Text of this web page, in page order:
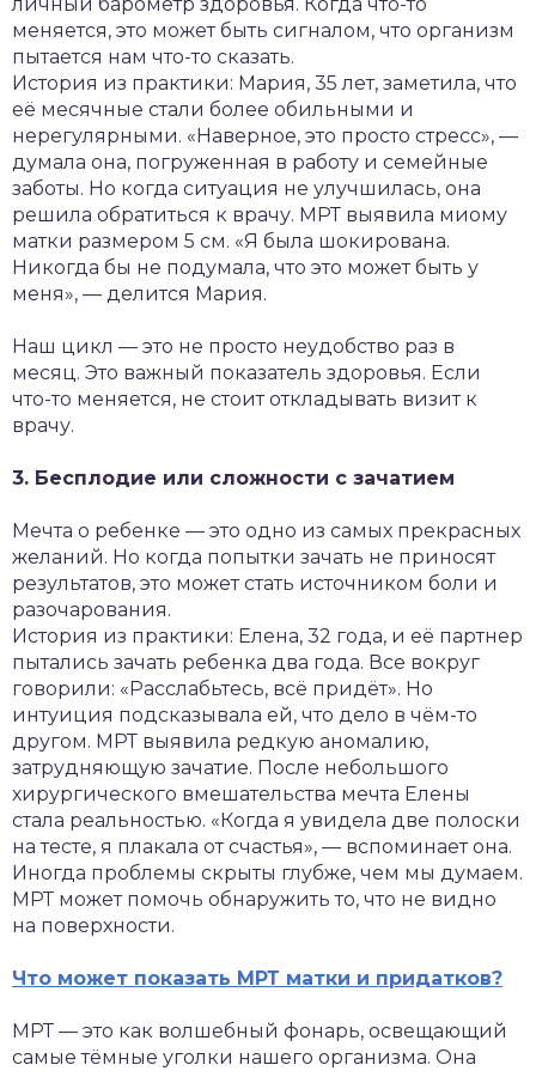
меняется, это может быть сигналом, что организм
пытается нам что-то сказать.
История из практики: Мария, 35 лет, заметила, что
её месячные стали более обильными и
нерегулярными. «Наверное, это просто стресс», —
думала она, погруженная в работу и семейные
заботы. Но когда ситуация не улучшилась, она
решила обратиться к врачу. МРТ выявила миому
матки размером 5 см. «Я была шокирована.
Никогда бы не подумала, что это может быть у
меня», — делится Мария.
Наш цикл — это не просто неудобство раз в
месяц. Это важный показатель здоровья. Если
что-то меняется, не стоит откладывать визит к
врачу.
3. Бесплодие или сложности с зачатием
Мечта о ребенке — это одно из самых прекрасных
желаний. Но когда попытки зачать не приносят
результатов, это может стать источником боли и
разочарования.
История из практики: Елена, 32 года, и её партнер
пытались зачать ребенка два года. Все вокруг
говорили: «Расслабьтесь, всё придёт». Но
интуиция подсказывала ей, что дело в чём-то
другом. МРТ выявила редкую аномалию,
затрудняющую зачатие. После небольшого
хирургического вмешательства мечта Елены
стала реальностью. «Когда я увидела две полоски
на тесте, я плакала от счастья», — вспоминает она.
Иногда проблемы скрыты глубже, чем мы думаем.
МРТ может помочь обнаружить то, что не видно
на поверхности.
Что может показать МРТ матки и придатков?
МРТ — это как волшебный фонарь, освещающий
самые тёмные уголки нашего организма. Она